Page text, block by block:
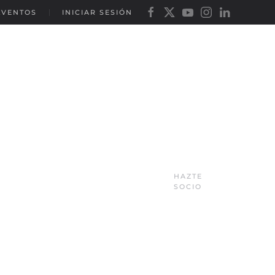
INICIAR SESIÓN
HAZTE
SOCIO